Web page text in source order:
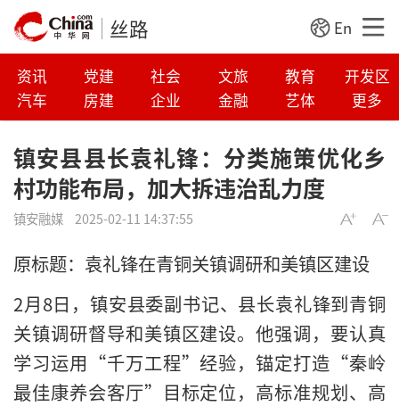
丝路 En
资讯 党建 社会 文旅 教育
开发区
汽车
房建 企业 金融 艺体 更多
镇安县县长袁礼锋：分类施策优化乡
村功能布局，加大拆违治乱力度
镇安融媒 2025-02-11 14:37:55
原标题：袁礼锋在青铜关镇调研和美镇区建设
2月8日，镇安县委副书记、县长袁礼锋到青铜
关镇调研督导和美镇区建设。他强调，要认真
学习运用“千万工程”经验，锚定打造“秦岭
最佳康养会客厅”目标定位，高标准规划、高